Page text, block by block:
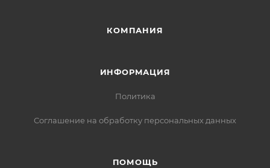
КОМПАНИЯ
ИНФОРМАЦИЯ
Политика
Соглашение на обработку персональных данных
ПОМОЩЬ